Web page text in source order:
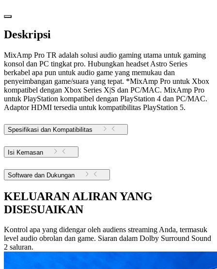
Deskripsi
MixAmp Pro TR adalah solusi audio gaming utama untuk gaming
konsol dan PC tingkat pro. Hubungkan headset Astro Series
berkabel apa pun untuk audio game yang memukau dan
penyeimbangan game/suara yang tepat. *MixAmp Pro untuk Xbox
kompatibel dengan Xbox Series X|S dan PC/MAC. MixAmp Pro
untuk PlayStation kompatibel dengan PlayStation 4 dan PC/MAC.
Adaptor HDMI tersedia untuk kompatibilitas PlayStation 5.
Spesifikasi dan Kompatibilitas
Isi Kemasan
Software dan Dukungan
KELUARAN ALIRAN YANG
DISESUAIKAN
Kontrol apa yang didengar oleh audiens streaming Anda, termasuk
level audio obrolan dan game. Siaran dalam Dolby Surround Sound
2 saluran.